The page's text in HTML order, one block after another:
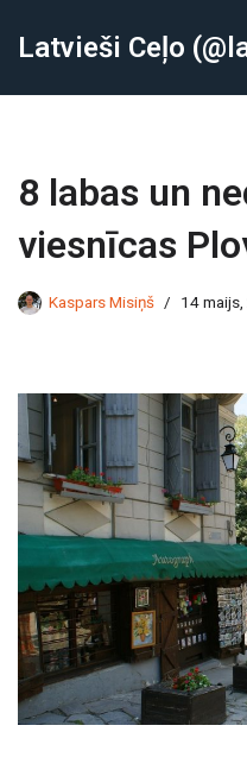
Latvieši Ceļo
8 labas un
viesnīcas
Kaspars Misiņš 14